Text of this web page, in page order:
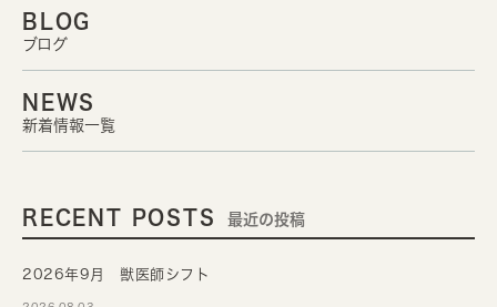
BLOG
ブログ
NEWS
新着情報一覧
RECENT POSTS 最近の投稿
2026年9月 獣医師シフト